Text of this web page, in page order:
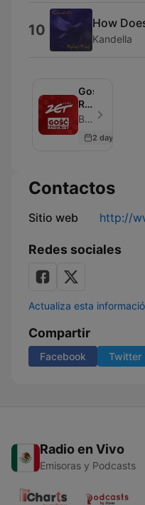
10 How
Kandella
Gość
Radia
ZET
Beata Lubecka - Episodio 216
2 days ago
Contactos
Sitio web http://
Redes sociales
Actualiza esta
Compartir
Facebook Twitter
Radio en Vivo
Emisoras y Podcasts